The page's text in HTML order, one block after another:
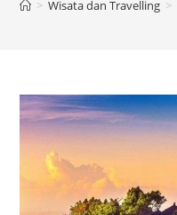
> Wisata dan Travelling >